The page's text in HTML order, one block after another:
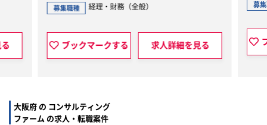
募集職種 経理・財務（全般）
ブックマークする 求人詳細を見る
募
大阪府 の コンサルティング
ファーム の求人・転職案件